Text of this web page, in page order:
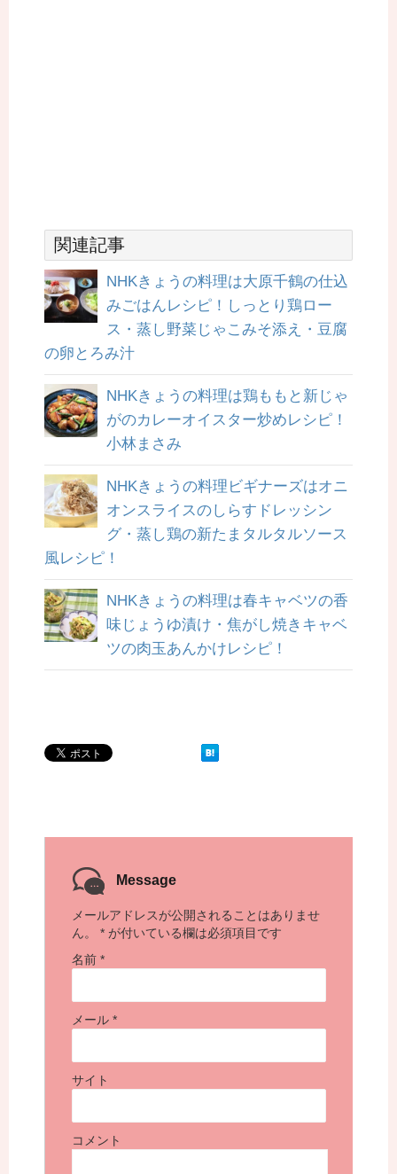
関連記事
NHKきょうの料理は大原千鶴の仕込
みごはんレシピ！しっとり鶏ロー
ス・蒸し野菜じゃこみそ添え・豆腐
の卵とろみ汁
NHKきょうの料理は鶏ももと新じゃ
がのカレーオイスター炒めレシピ！
小林まさみ
NHKきょうの料理ビギナーズはオニ
オンスライスのしらすドレッシン
グ・蒸し鶏の新たまタルタルソース
風レシピ！
NHKきょうの料理は春キャベツの香
味じょうゆ漬け・焦がし焼きキャベ
ツの肉玉あんかけレシピ！
Message
メールアドレスが公開されることはありませ
ん。
* が付いている欄は必須項目です
名前 *
メール *
サイト
コメント